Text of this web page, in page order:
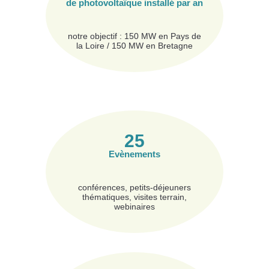
de photovoltaïque installé par an
notre objectif : 150 MW en Pays de
la Loire / 150 MW en Bretagne
25
Evènements
conférences, petits-déjeuners
thématiques, visites terrain,
webinaires